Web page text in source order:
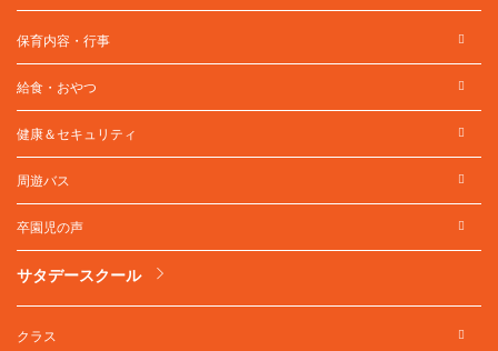
保育内容・行事
給食・おやつ
健康＆セキュリティ
周遊バス
卒園児の声
サタデースクール
クラス